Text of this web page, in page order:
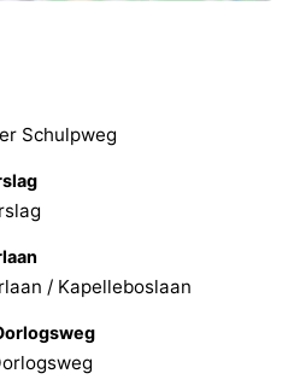
Schulpweg
/ Kapelleboslaan